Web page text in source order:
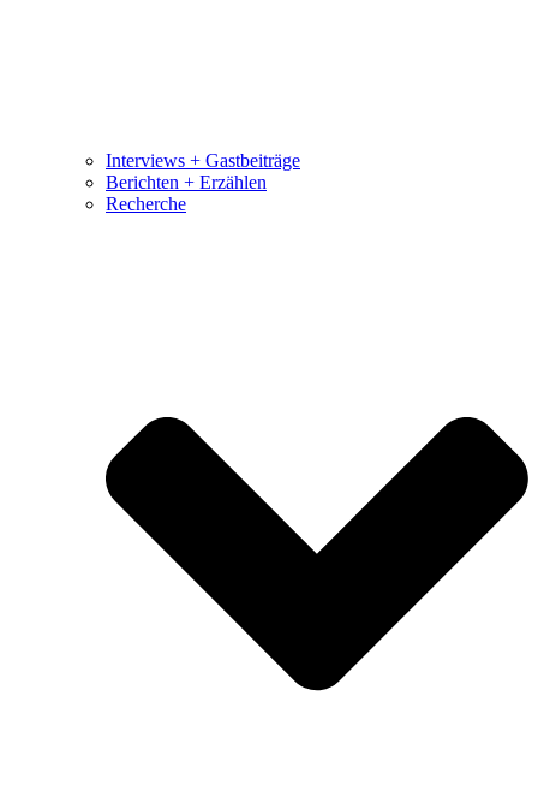
Interviews + Gastbeiträge
Berichten + Erzählen
Recherche